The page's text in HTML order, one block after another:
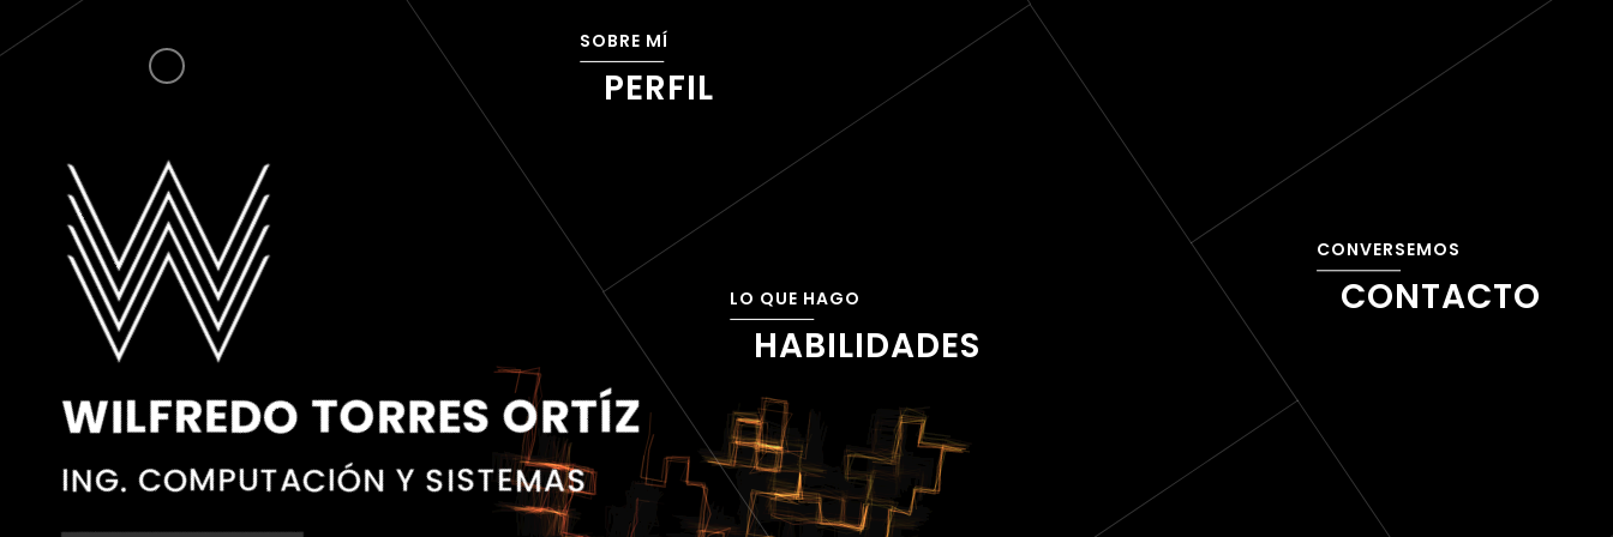
WILFREDO TORRES ORTÍZ
ING. COMPUTACIÓN Y SISTEMAS
PERFIL
HABILIDADES
CONTACTO